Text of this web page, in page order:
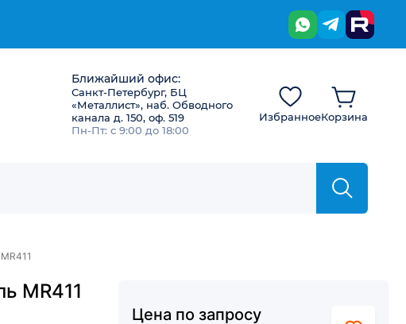
Ближайший офис:
Санкт-Петербург, БЦ
«Металлист», наб. Обводного
канала д. 150, оф. 519
Пн-Пт: с 9:00 до 18:00
ИзбранноеКорзина
MR411
Цена по запросу